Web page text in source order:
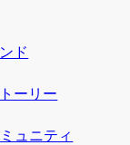
ド
ーリー
ュニティ